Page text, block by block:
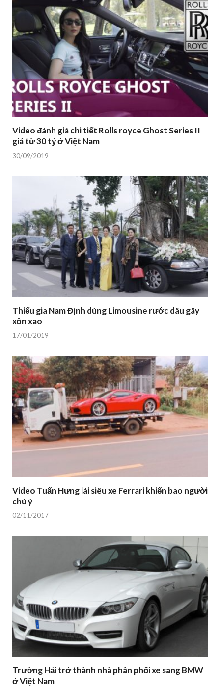
Video đánh giá chi tiết Rolls royce Ghost Series II
giá từ 30 tỷ ở Việt Nam
30/09/2019
Thiếu gia Nam Định dùng Limousine rước dâu gây
xôn xao
17/01/2019
Video Tuấn Hưng lái siêu xe Ferrari khiến bao người
chú ý
02/11/2017
Trường Hải trở thành nhà phân phối xe sang BMW
ở Việt Nam